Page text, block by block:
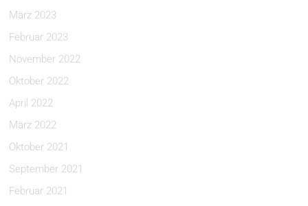
März 2023
Februar 2023
November 2022
Oktober 2022
April 2022
März 2022
Oktober 2021
September 2021
Februar 2021